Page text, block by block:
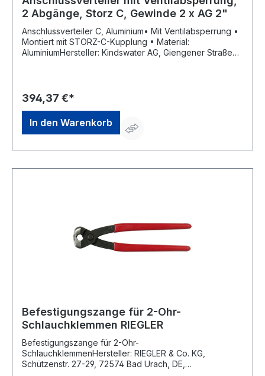
2 Abgänge, Storz C, Gewinde 2 x AG 2"
Anschlussverteiler C, Aluminium• Mit Ventilabsperrung •
Montiert mit STORZ-C-Kupplung • Material:
AluminiumHersteller: Kindswater AG, Giengener Straße
394,37 €*
In den Warenkorb
Befestigungszange für 2-Ohr-
Schlauchklemmen RIEGLER
Befestigungszange für 2-Ohr-
SchlauchklemmenHersteller: RIEGLER & Co. KG,
Schützenstr. 27-29, 72574 Bad Urach, DE,